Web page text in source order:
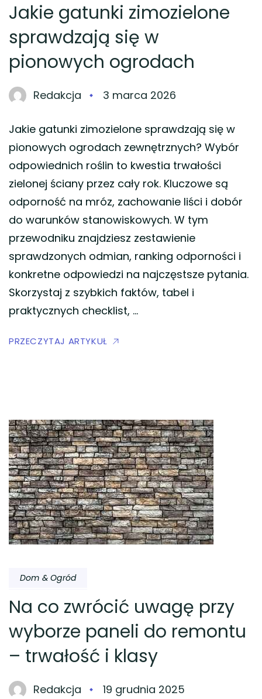
Jakie gatunki zimozielone
sprawdzają się w
pionowych ogrodach
Redakcja 3 marca 2026
Jakie gatunki zimozielone sprawdzają się w
pionowych ogrodach zewnętrznych? Wybór
odpowiednich roślin to kwestia trwałości
zielonej ściany przez cały rok. Kluczowe są
odporność na mróz, zachowanie liści i dobór
do warunków stanowiskowych. W tym
przewodniku znajdziesz zestawienie
sprawdzonych odmian, ranking odporności i
konkretne odpowiedzi na najczęstsze pytania.
Skorzystaj z szybkich faktów, tabel i
praktycznych checklist, …
PRZECZYTAJ ARTYKUŁ
Dom & Ogród
Na co zwrócić uwagę przy
wyborze paneli do remontu
– trwałość i klasy
Redakcja 19 grudnia 2025